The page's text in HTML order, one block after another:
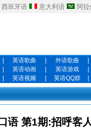
西班牙语 意大利语 阿
英语歌曲 外语歌曲
英语动画 英语游戏
英语视频 英语QQ群
语 第1期:招呼客